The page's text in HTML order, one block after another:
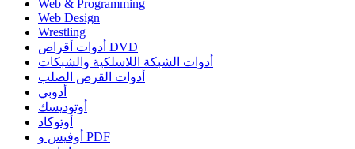
Web & Programming
Web Design
Wrestling
أدوات أقراص DVD
أدوات الشبكة اللاسلكية والشبكات
أدوات القرص الصلب
أدوبي
أوتوديسك
أوتوكاد
أوفيس و PDF